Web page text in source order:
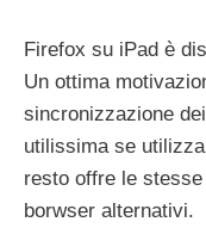
Firefox su iPad è
Un ottima
sincronizzazione
utilissima se
resto offre le
borwser alternativi.